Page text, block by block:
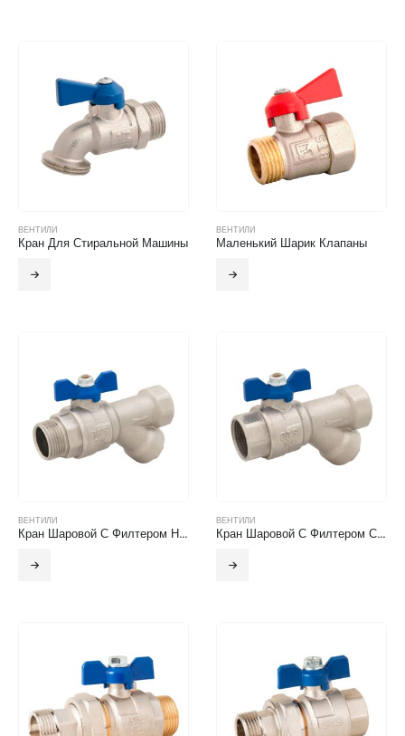
ВЕНТИЛИ
Кран Для Стиральной Машины
ВЕНТИЛИ
Маленький Шарик Клапаны
ВЕНТИЛИ
Кран Шаровой С Филтером Н.Р-В.Р
ВЕНТИЛИ
Кран Шаровой С Филтером С Внутренней Резьбой